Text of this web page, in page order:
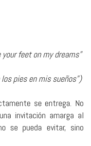
your feet on my dreams”
pies en mis sueños”)
se entrega. No
invitación amarga al
se pueda evitar, sino